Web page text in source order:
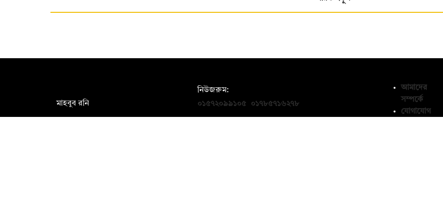
মাহবুব রনি
দ্য ডেইলি ক্যাম্পাস, দ্বিতীয় তলা, হাসান
নিউজরুম:
০১৫৭২০৯৯১০৫
০১৭৮৫৭১৬২৭৮
আমাদের
সম্পর্কে
যোগাযোগ